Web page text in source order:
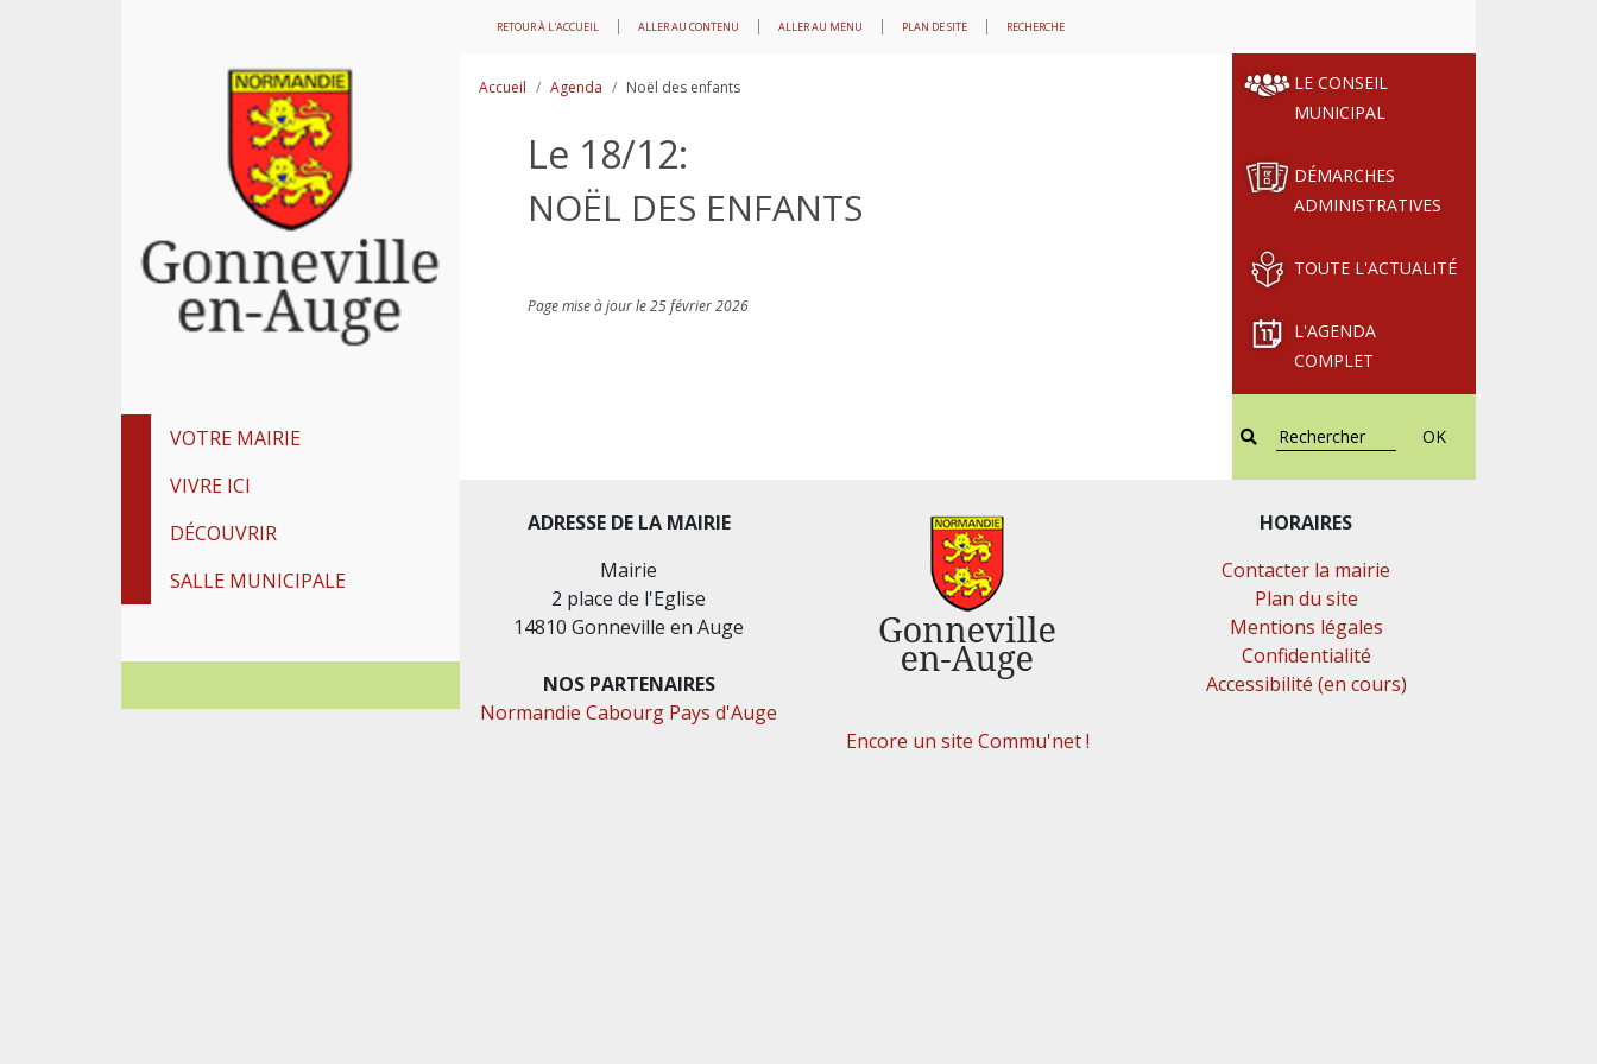
RETOUR À L'ACCUEIL ALLER AU CONTENU ALLER AU MENU PLAN DE SITE RECHERCHE
VOTRE MAIRIE
VIVRE ICI
DÉCOUVRIR
SALLE MUNICIPALE
Accueil Agenda Noël des enfants
Le 18/12:
NOËL DES ENFANTS
Page mise à jour le 25 février 2026
LE CONSEIL
MUNICIPAL
DÉMARCHES
ADMINISTRATIVES
TOUTE L'ACTUALITÉ
L'AGENDA
COMPLET
OK
ADRESSE DE LA MAIRIE
Mairie
2 place de l'Eglise
14810 Gonneville en Auge
NOS PARTENAIRES
Normandie Cabourg Pays d'Auge
HORAIRES
Contacter la mairie
Plan du site
Mentions légales
Confidentialité
Accessibilité (en cours)
Encore un site Commu'net !